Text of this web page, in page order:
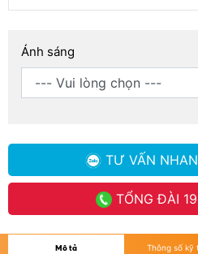
Ánh sáng
TƯ VẤN
TỔNG ĐÀI
Mô tả Thông số kỹ